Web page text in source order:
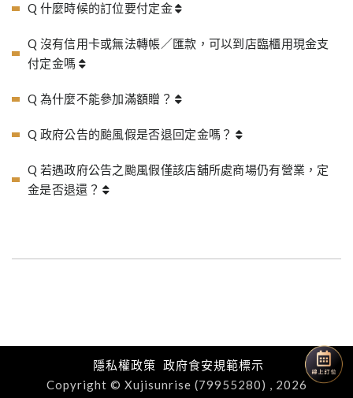
Q 什麼時候的訂位要付定金
Q 沒有信用卡或無法轉帳／匯款，可以到店臨櫃用現金支
付定金嗎
Q 為什麼不能參加滿額贈？
Q 政府公告的颱風假是否退回定金嗎？
Q 若遇政府公告之颱風假僅該店舖所處商場仍有營業，定
金是否退還？
隱私權政策 政府食安規範標示
Copyright © Xujisunrise (79955280) , 2026